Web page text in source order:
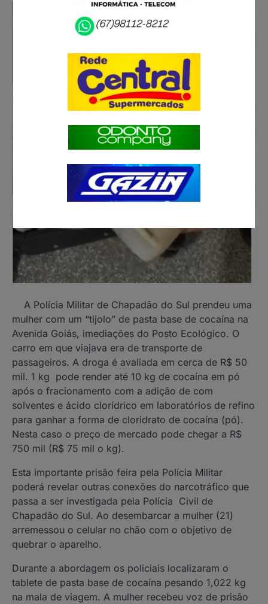
A Polícia Militar de Chapadão do Sul prendeu uma
mulher com um “tijolo” de pasta base de cocaína na
Avenida Goiás, imediações do Posto Ecológico. O
carro em que viajava era de transporte de
passageiros. A droga é avaliada em cerca de R$ 50
mil. 1 kg pode render até 10 kg de cocaína em pó
após o fracionamento com a adição de com
solventes e ácido clorídrico em laboratórios de refino
para ganhar a forma de cloridrato de cocaína (pó).
Nesta caso o preço de mercado pode chegar a R$
750 mil (R$ 75 mil o kg).
Esta importante prisão feira pela Polícia Militar
poderá revelar outras conexões do narcotráfico que
passa a ser investigada pela Polícia Civil de
Chapadão do Sul. Ao desembarcar a mulher (21)
arremessou o celular no chão com o objetivo de
quebrar o aparelho.
Durante a abordagem os policiais localizaram o
tablete de pasta base de cocaína pesando 1,022 kg
na mala de viagem. A mulher recebeu voz de prisão